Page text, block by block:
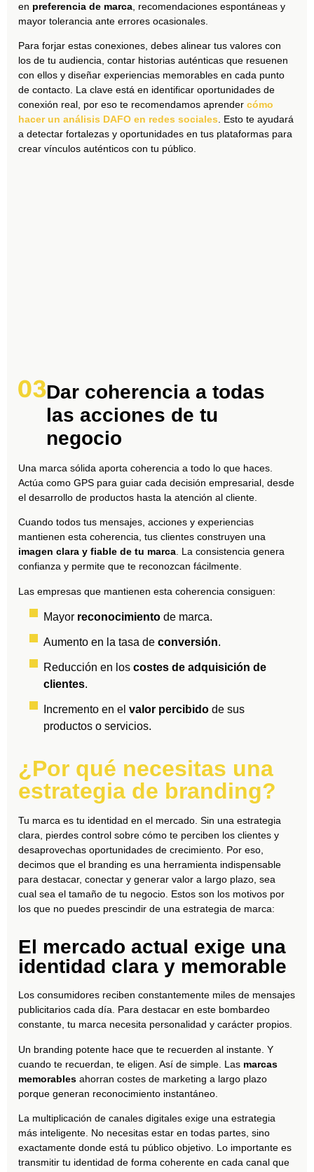
en preferencia de marca , recomendaciones espontáneas y
mayor tolerancia ante errores ocasionales.
Para forjar estas conexiones, debes alinear tus valores con
los de tu audiencia, contar historias auténticas que resuenen
con ellos y diseñar experiencias memorables en cada punto
de contacto. La clave está en identificar oportunidades de
conexión real, por eso te recomendamos aprender cómo
hacer un análisis DAFO en redes sociales. Esto te ayudará
a detectar fortalezas y oportunidades en tus plataformas para
crear vínculos auténticos con tu público.
Dar coherencia a todas
las acciones de tu
negocio
Una marca sólida aporta coherencia a todo lo que haces.
Actúa como GPS para guiar cada decisión empresarial, desde
el desarrollo de productos hasta la atención al cliente.
Cuando todos tus mensajes, acciones y experiencias
mantienen esta coherencia, tus clientes construyen una
imagen clara y fiable de tu marca. La consistencia genera
confianza y permite que te reconozcan fácilmente.
Las empresas que mantienen esta coherencia consiguen:
Mayor reconocimiento de marca.
Aumento en la tasa de conversión.
Reducción en los costes de adquisición de
clientes.
Incremento en el valor percibido de sus
productos o servicios.
¿Por qué necesitas una
estrategia de branding?
Tu marca es tu identidad en el mercado. Sin una estrategia
clara, pierdes control sobre cómo te perciben los clientes y
desaprovechas oportunidades de crecimiento. Por eso,
decimos que el branding es una herramienta indispensable
para destacar, conectar y generar valor a largo plazo, sea
cual sea el tamaño de tu negocio. Estos son los motivos por
los que no puedes prescindir de una estrategia de marca:
El mercado actual exige una
identidad clara y memorable
Los consumidores reciben constantemente miles de mensajes
publicitarios cada día. Para destacar en este bombardeo
constante, tu marca necesita personalidad y carácter propios.
Un branding potente hace que te recuerden al instante. Y
cuando te recuerdan, te eligen. Así de simple. Las marcas
memorables ahorran costes de marketing a largo plazo
porque generan reconocimiento instantáneo.
La multiplicación de canales digitales exige una estrategia
más inteligente. No necesitas estar en todas partes, sino
exactamente donde está tu público objetivo. Lo importante es
transmitir tu identidad de forma coherente en cada canal que